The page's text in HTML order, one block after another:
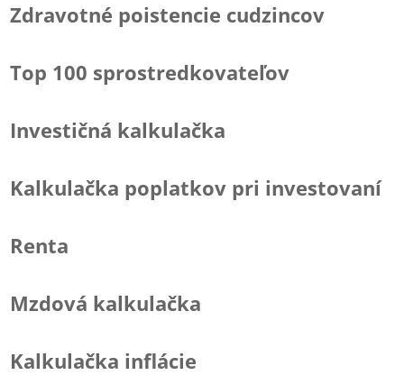
Zdravotné poistencie cudzincov
Top 100 sprostredkovateľov
Investičná kalkulačka
Kalkulačka poplatkov pri investovaní
Renta
Mzdová kalkulačka
Kalkulačka inflácie